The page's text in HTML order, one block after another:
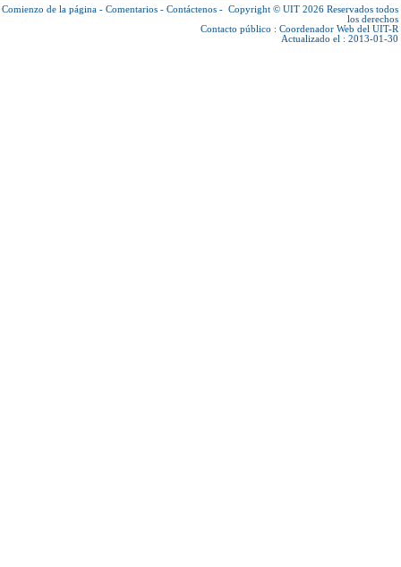
Comienzo de la página - Comentarios - Contáctenos - Copyright © UIT 2026 Reservados todos
los derechos
Contacto público : Coordenador Web del UIT-R
Actualizado el : 2013-01-30